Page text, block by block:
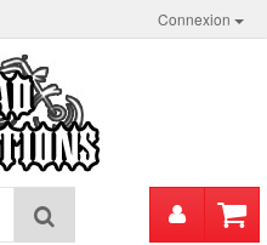
Connexion
Mon